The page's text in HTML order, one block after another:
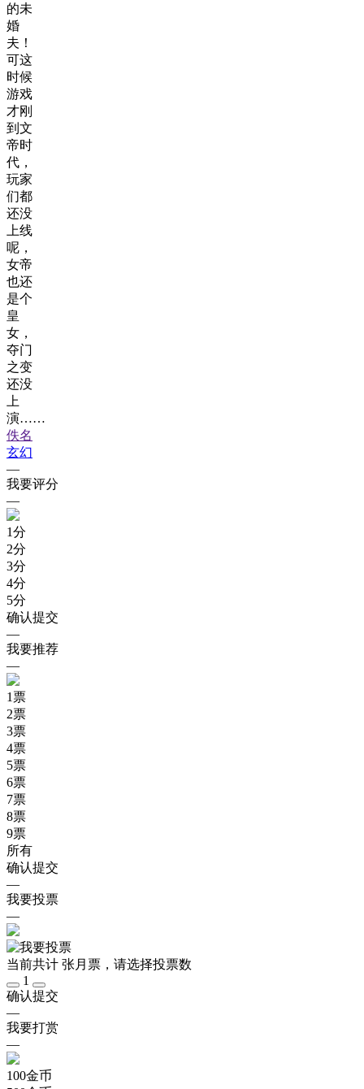
的未
婚
夫！
可这
时候
游戏
才刚
到文
帝时
代，
玩家
们都
还没
上线
呢，
女帝
也还
是个
皇
女，
夺门
之变
还没
上
演……
佚名
玄幻
—
我要评分
—
1分
2分
3分
4分
5分
确认提交
—
我要推荐
—
1票
2票
3票
4票
5票
6票
7票
8票
9票
所有
确认提交
—
我要投票
—
当前共计 张月票，请选择投票数
1
确认提交
—
我要打赏
—
100金币